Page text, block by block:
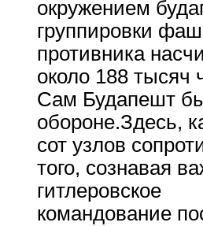
окружением
группировки
противника
около 188 тысяч
Сам Будапешт
обороне.Здесь,
сот узлов
того, сознавая
гитлеровское
командование